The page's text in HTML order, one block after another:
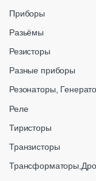
Приборы
Разьёмы
Резисторы
Разные приборы
Резонаторы,
Реле
Тиристоры
Транзисторы